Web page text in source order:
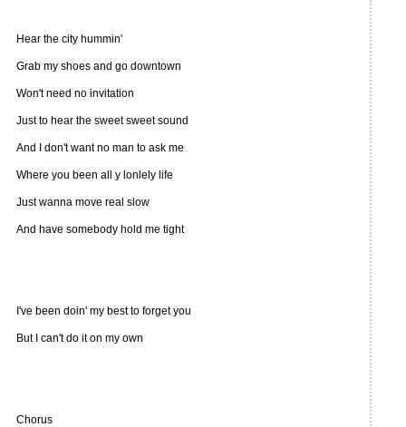
Hear the city hummin'
Grab my shoes and go downtown
Won't need no invitation
Just to hear the sweet sweet sound
And I don't want no man to ask me
Where you been all y lonlely life
Just wanna move real slow
And have somebody hold me tight
I've been doin' my best to forget you
But I can't do it on my own
Chorus